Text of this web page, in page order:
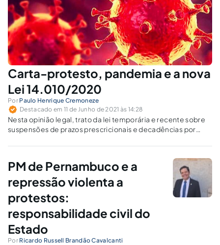
Carta-protesto, pandemia e a nova
Lei 14.010/2020
Por Paulo Henrique Cremoneze
Destacado em 11 de Junho de 2021 às 14:28
Nesta opinião legal, trato da lei temporária e recente sobre
suspensões de prazos prescricionais e decadências por
à carta-protesto (art. 754 do CC).
PM de Pernambuco e a
repressão violenta a
protestos:
responsabilidade civil do
Estado
Por Ricardo Russell Brandão Cavalcanti